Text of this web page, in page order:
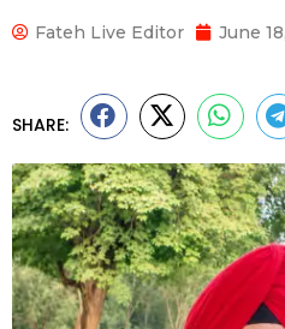
Fateh Live Editor June
SHARE: